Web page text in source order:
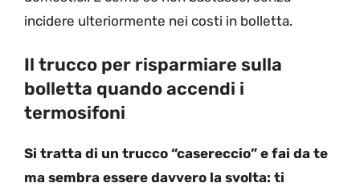
incidere ulteriormente nei costi in bolletta.
Il trucco per risparmiare sulla
bolletta quando accendi i
termosifoni
Si tratta di un trucco “casereccio” e fai da te
ma sembra essere davvero la svolta: ti